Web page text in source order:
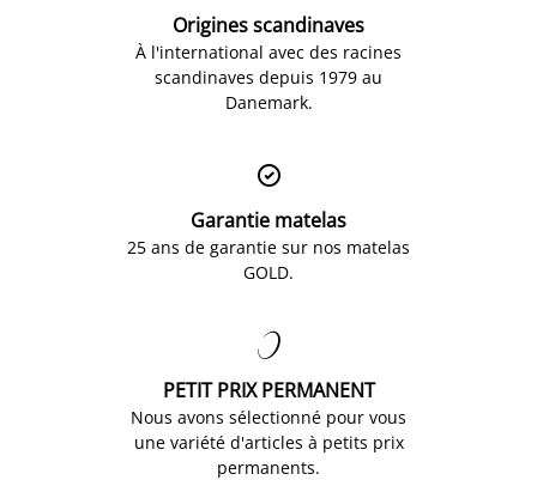
Origines scandinaves
À l'international avec des racines
scandinaves depuis 1979 au
Danemark.

Garantie matelas
25 ans de garantie sur nos matelas
GOLD.

PETIT PRIX PERMANENT
Nous avons sélectionné pour vous
une variété d'articles à petits prix
permanents.